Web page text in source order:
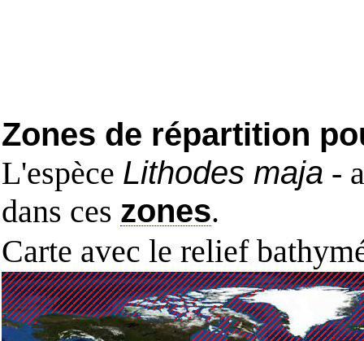
Zones de répartition
L'espèce Lithodes maja -
dans ces zones.
Carte avec le relief